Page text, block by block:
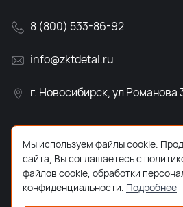
8 (800) 533-86-92
info@zktdetal.ru
г. Новосибирск, ул Романова
Мы используем файлы cookie.
сайта, Вы соглашаетесь с
файлов cookie, обработки
конфиденциальности. Подробнее